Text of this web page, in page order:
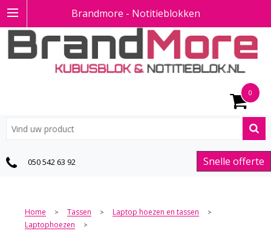
Brandmore - Notitieblokken
0
Snelle offerte
050 542 63 92
Home > Tassen > Laptop hoezen en tassen >
Laptophoezen >